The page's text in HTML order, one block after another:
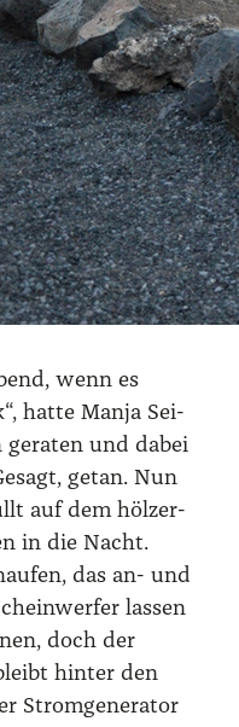
wenn es
hat­te Man­ja Sei­
gera­ten und dabei
getan. Nun
auf dem höl­zer­
in die Nacht.
das an- und
las­sen
doch der
hin­ter den
Strom­ge­ne­ra­tor